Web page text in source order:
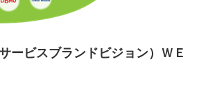
ービスブランドビジョン）ＷＥ